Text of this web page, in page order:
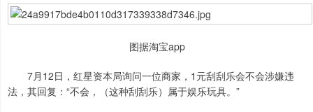
图据淘宝app
7月12日，红星资本局询问一位商家，1元刮刮乐会不会涉嫌违
法，其回复：“不会，（这种刮刮乐）属于娱乐玩具。”